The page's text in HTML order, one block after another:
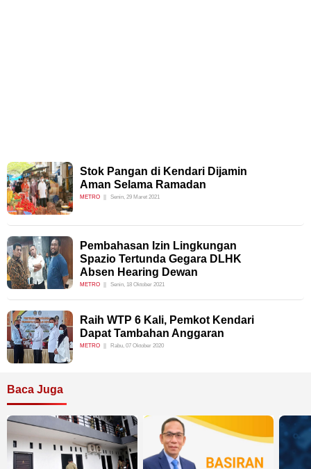
Stok Pangan di Kendari Dijamin
Aman Selama Ramadan
METRO Senin, 29 Maret 2021
Pembahasan Izin Lingkungan
Spazio Tertunda Gegara DLHK
Absen Hearing Dewan
METRO Senin, 18 Oktober 2021
Raih WTP 6 Kali, Pemkot Kendari
Dapat Tambahan Anggaran
METRO Rabu, 07 Oktober 2020
Baca Juga